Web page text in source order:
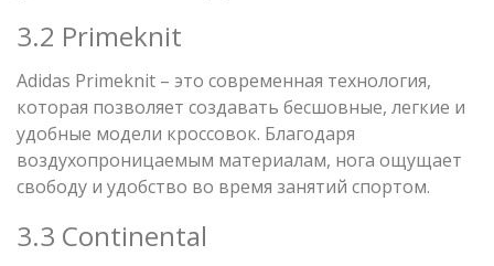
3.2 Primeknit
Adidas Primeknit – это современная технология,
которая позволяет создавать бесшовные, легкие и
удобные модели кроссовок. Благодаря
воздухопроницаемым материалам, нога ощущает
свободу и удобство во время занятий спортом.
3.3 Continental